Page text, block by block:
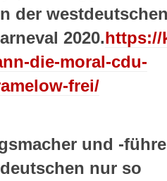
der westdeutschen
2020.https://
die-moral-cdu-
frei/
und -
nur so